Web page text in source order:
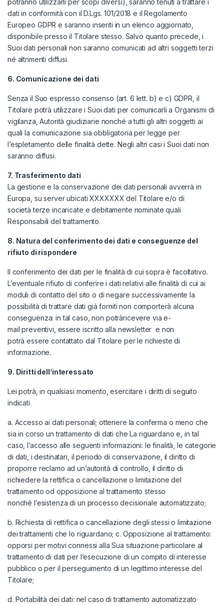
potranno utilizzarli per scopi diversi), saranno tenuti a trattare i
dati in conformità con il D.Lgs. 101/2018 e il Regolamento
Europeo GDPR e saranno inseriti in un elenco aggiornato,
disponibile presso il Titolare stesso. Salvo quanto precede, i
Suoi dati personali non saranno comunicati ad altri soggetti terzi
né altrimenti diffusi.
6. Comunicazione dei dati
Senza il Suo espresso consenso (art. 6 lett. b) e c) GDPR, il
Titolare potrà utilizzare i Suoi dati per comunicarli a Organismi di
vigilanza, Autorità giudiziarie nonché a tutti gli altri soggetti ai
quali la comunicazione sia obbligatoria per legge per
l’espletamento delle finalità dette. Negli altri casi i Suoi dati non
saranno diffusi.
7. Trasferimento dati
La gestione e la conservazione dei dati personali avverrà in
Europa, su server ubicati XXXXXXX del Titolare e/o di
società terze incaricate e debitamente nominate quali
Responsabili del trattamento.
8. Natura del conferimento dei dati e conseguenze del
rifiuto di rispondere
Il conferimento dei dati per le finalità di cui sopra è facoltativo.
L’eventuale rifiuto di conferire i dati relativi alle finalità di cui ai
moduli di contatto del sito o di negare successivamente la
possibilità di trattare dati già forniti non comporterà alcuna
conseguenza: in tal caso, non potràricevere via e-
mail preventivi, essere iscritto alla newsletter e non
potrà essere contattato dal Titolare per le richieste di
informazione.
9. Diritti dell’interessato
Lei potrà, in qualsiasi momento, esercitare i diritti di seguito
indicati.
a. Accesso ai dati personali; ottenere la conferma o meno che
sia in corso un trattamento di dati che La riguardano e, in tal
caso, l’accesso alle seguenti informazioni: le finalità, le categorie
di dati, i destinatari, il periodo di conservazione, il diritto di
proporre reclamo ad un’autorità di controllo, il diritto di
richiedere la rettifica o cancellazione o limitazione del
trattamento od opposizione al trattamento stesso
nonché l’esistenza di un processo decisionale automatizzato;
b. Richiesta di rettifica o cancellazione degli stessi o limitazione
dei trattamenti che lo riguardano; c. Opposizione al trattamento:
opporsi per motivi connessi alla Sua situazione particolare al
trattamento di dati per l’esecuzione di un compito di interesse
pubblico o per il perseguimento di un legittimo interesse del
Titolare;
d. Portabilità dei dati: nel caso di trattamento automatizzato